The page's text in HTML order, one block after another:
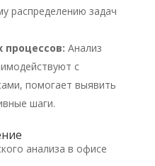
распределению задач
Анализ
с
помогает выявить
шаги.
анализа в офисе